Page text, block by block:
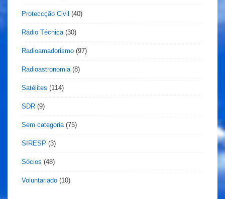
Proteccção Civil (40)
Rádio Técnica(30)
Radioamadorismo (97)
Radioastronomia(8)
Satélites (114)
SDR (9)
Sem categoria(75)
SIRESP (3)
Sócios (48)
Voluntariado (10)